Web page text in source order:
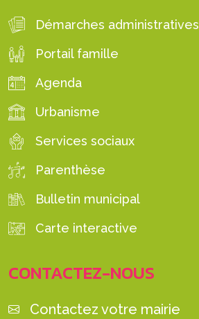
Démarches administratives
Portail famille
Agenda
Urbanisme
Services sociaux
Parenthèse
Bulletin municipal
Carte interactive
CONTACTEZ-NOUS
Contactez votre mairie